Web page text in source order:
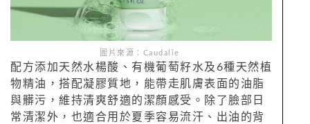
圖片來源：Caudalie
配方添加天然水楊酸、有機葡萄籽水及6種天然植
物精油，搭配凝膠質地，能帶走肌膚表面的油脂
與髒污，維持清爽舒適的潔顏感受。除了臉部日
常清潔外，也適合用於夏季容易流汗、出油的背